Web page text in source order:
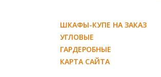
ШКАФЫ-КУПЕ НА ЗАКАЗ
УГЛОВЫЕ
ГАРДЕРОБНЫЕ
КАРТА САЙТА